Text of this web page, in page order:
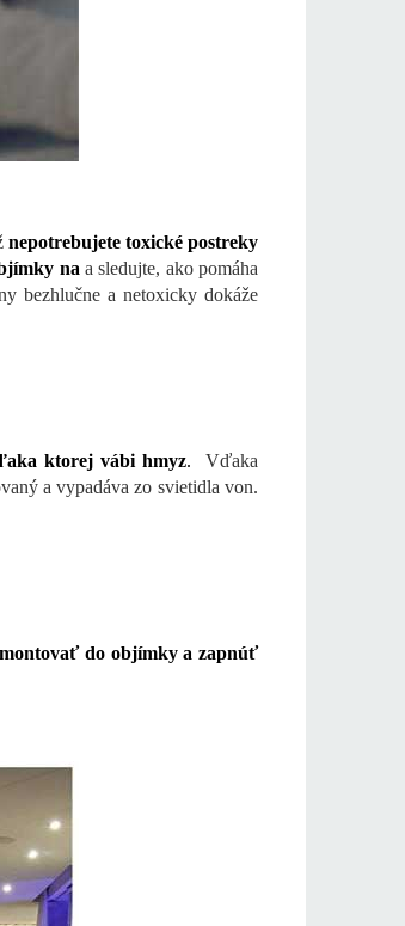
nepotrebujete toxické postreky
na a sledujte, ako pomáha
bezhlučne a netoxicky dokáže
ktorej vábi hmyz. Vďaka
a vypadáva zo svietidla von.
do objímky a zapnúť